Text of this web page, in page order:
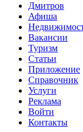
Дмитров
Афиша
Вакансии
Туризм
Статьи
Приложение
Справочник
Услуги
Реклама
Войти
Контакты